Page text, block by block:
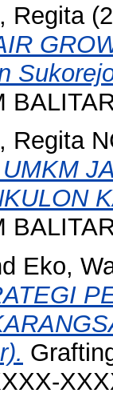
Regita
Regita
Eko,